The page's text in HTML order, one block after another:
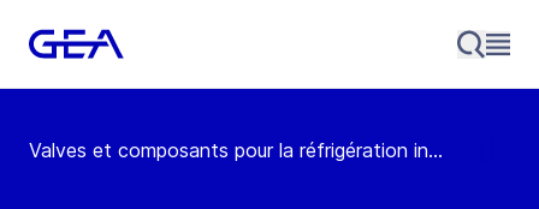
Valves et composants pour la réfrigération in...